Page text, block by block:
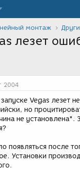
монтаж
лезет
2004
Vegas лезет
но
не установлена".
появляться после
Установки